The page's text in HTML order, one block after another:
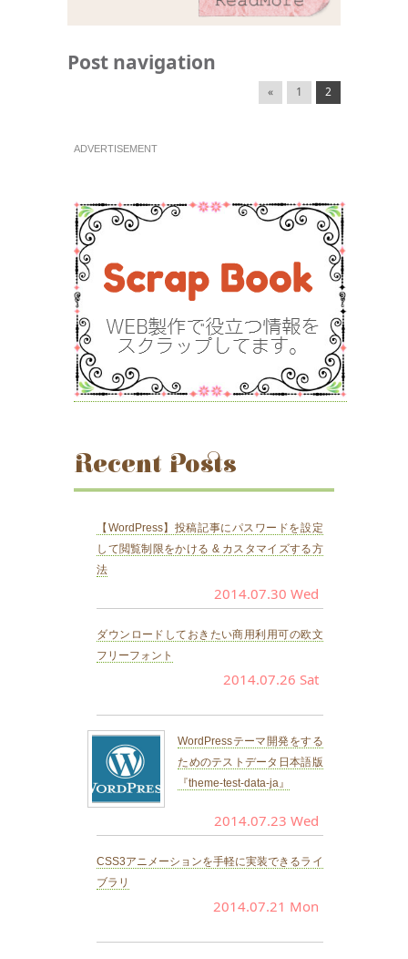
Post navigation
« 1 2
ADVERTISEMENT
Recent Posts
【WordPress】投稿記事にパスワードを設定
して閲覧制限をかける & カスタマイズする方
法
2014.07.30 Wed
ダウンロードしておきたい商用利用可の欧文
フリーフォント
2014.07.26 Sat
WordPressテーマ開発をする
ためのテストデータ日本語版
『theme-test-data-ja』
2014.07.23 Wed
CSS3アニメーションを手軽に実装できるライ
ブラリ
2014.07.21 Mon